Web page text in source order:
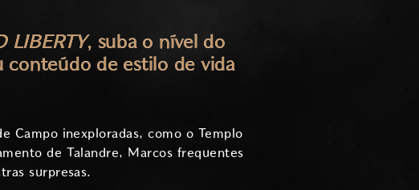
LIBERTY, suba o nível do
conteúdo de estilo de vida
Campo inexploradas, como o Templo
de Talandre, Marcos frequentes
surpresas.